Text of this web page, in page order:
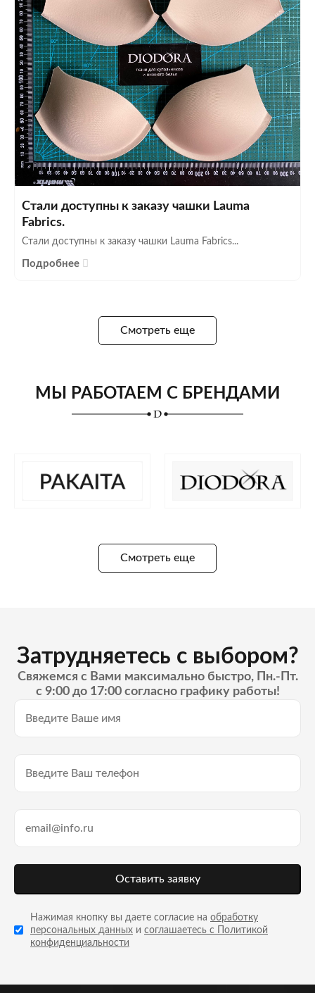
Стали доступны к заказу чашки Lauma
Fabrics.
Стали доступны к заказу чашки Lauma Fabrics...
Подробнее
Смотреть еще
МЫ РАБОТАЕМ С БРЕНДАМИ
Смотреть еще
Затрудняетесь с выбором?
Свяжемся с Вами максимально быстро, Пн.-Пт.
с 9:00 до 17:00 согласно графику работы!
Оставить заявку
Нажимая кнопку вы даете согласие на обработку
персональных данных и соглашаетесь с Политикой
конфиденциальности